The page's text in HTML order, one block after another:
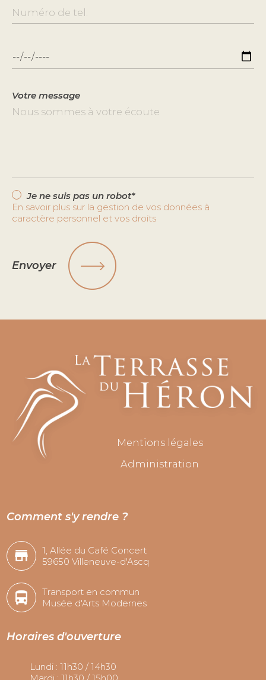
Votre message
Je ne suis pas un robot*
En savoir plus sur la gestion de vos données à
caractère personnel et vos droits
Envoyer
Mentions légales
Administration
Comment s'y rendre ?
1, Allée du Café Concert
59650 Villeneuve-d'Ascq
Transport en commun
Musée d'Arts Modernes
Horaires d'ouverture
Lundi : 11h30 / 14h30